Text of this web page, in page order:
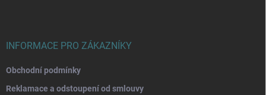
INFORMACE PRO ZÁKAZNÍKY
Obchodní podmínky
Reklamace a odstoupení od smlouvy